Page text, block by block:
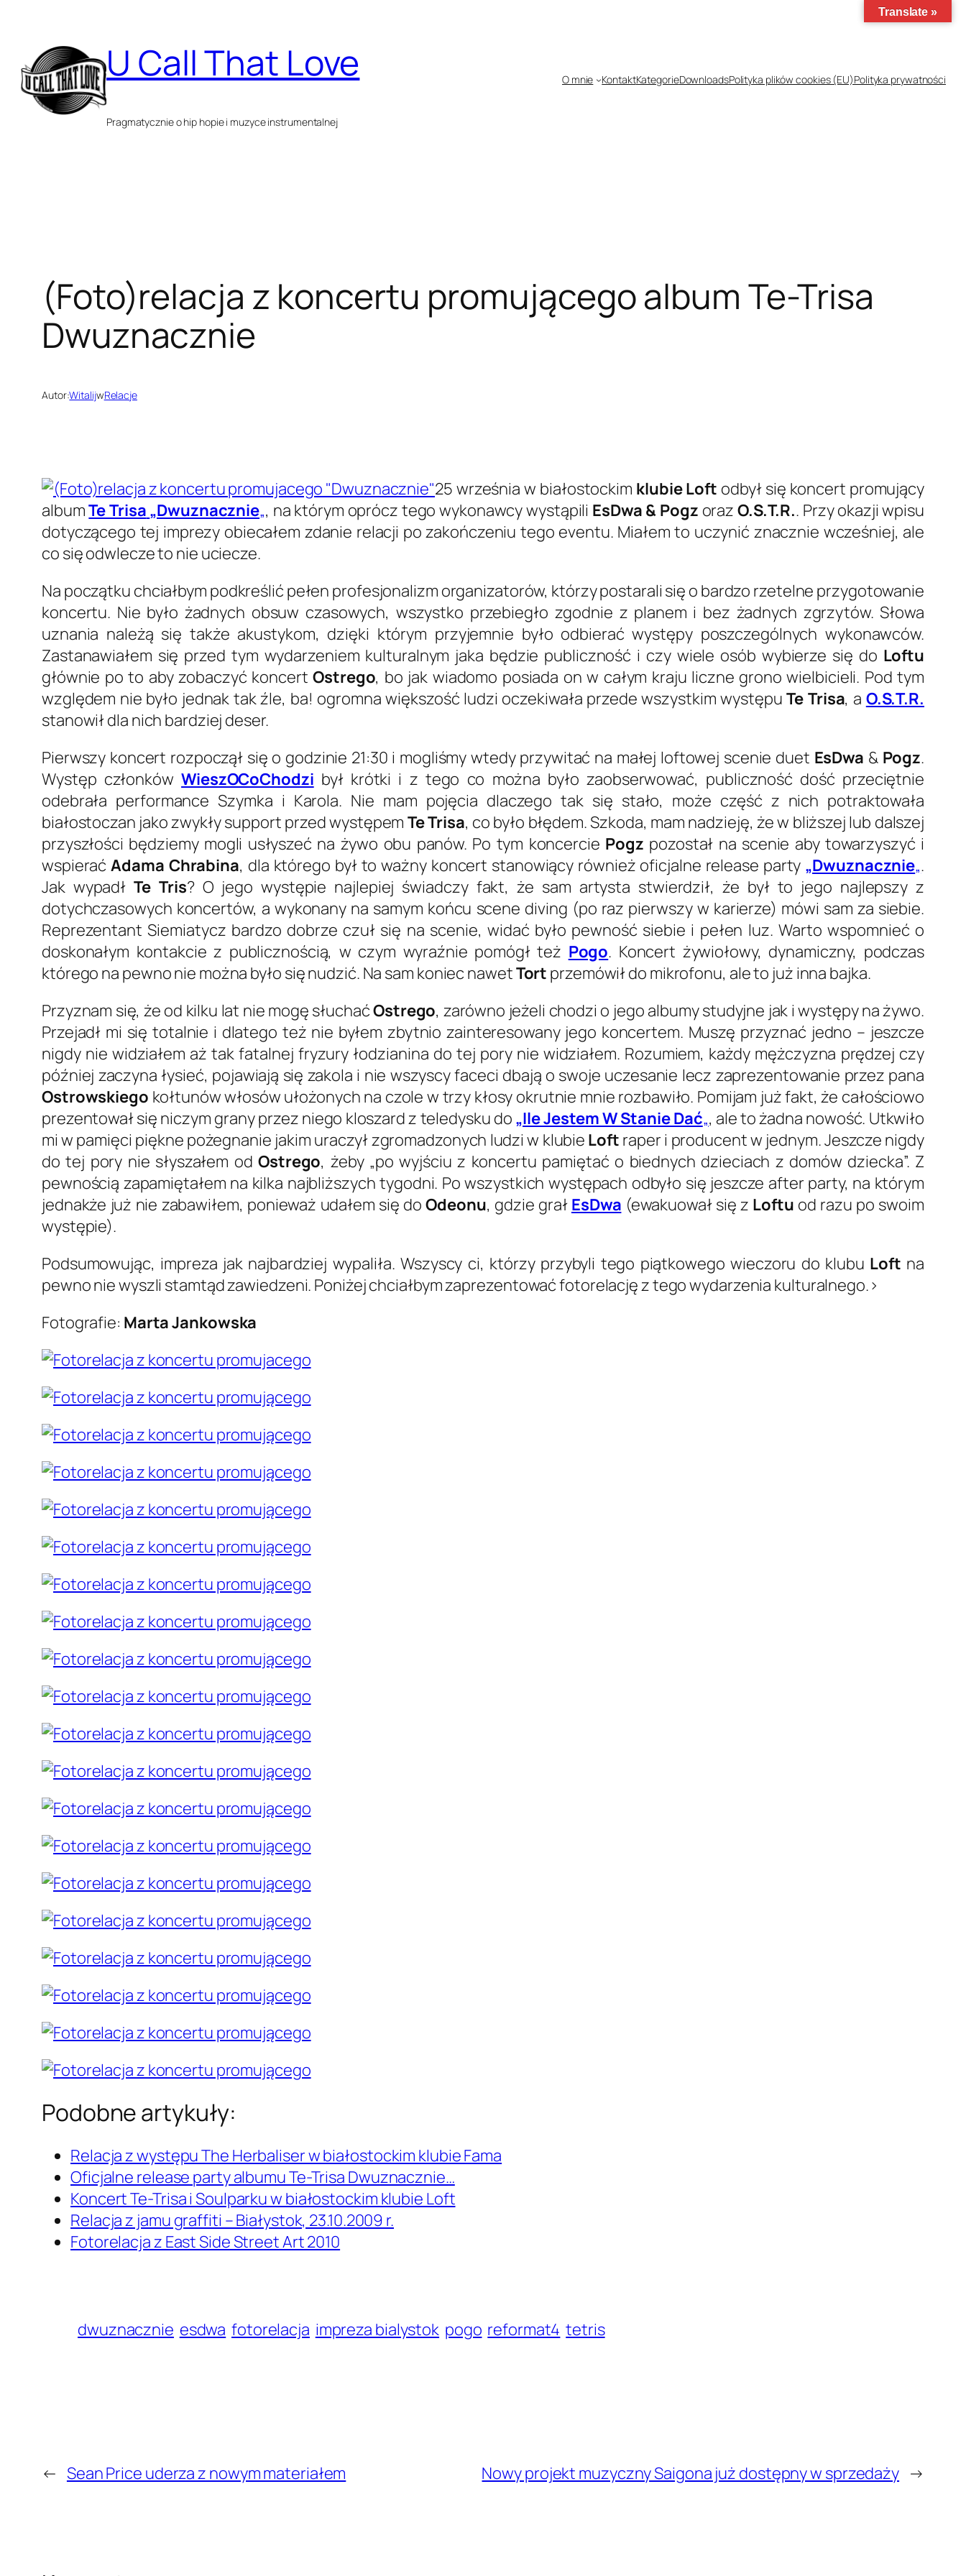
treści
U Call That Love
Pragmatycznie o hip hopie i muzyce instrumentalnej
O mnie KontaktKategorieDownloadsPolityka plików cookies (EU)Polityka prywatności
(Foto)relacja z koncertu promującego album Te-Trisa
Dwuznacznie
Autor:WitalijwRelacje
25 września w białostockim klubie Loft odbył się koncert promujący
albumTe Trisa „Dwuznacznie„, na którym oprócz tego wykonawcy wystąpili EsDwa & Pogz oraz O.S.T.R.. Przy okazji wpisu
dotyczącego tej imprezy obiecałem zdanie relacji po zakończeniu tego eventu. Miałem to uczynić znacznie wcześniej, ale
co się odwlecze to nie uciecze.
Na początku chciałbym podkreślić pełen profesjonalizm organizatorów, którzy postarali się o bardzo rzetelne przygotowanie
koncertu. Nie było żadnych obsuw czasowych, wszystko przebiegło zgodnie z planem i bez żadnych zgrzytów. Słowa
uznania należą się także akustykom, dzięki którym przyjemnie było odbierać występy poszczególnych wykonawców.
Zastanawiałem się przed tym wydarzeniem kulturalnym jaka będzie publiczność i czy wiele osób wybierze się do Loftu
głównie po to aby zobaczyć koncertOstrego, bo jak wiadomo posiada on w całym kraju liczne grono wielbicieli. Pod tym
względem nie było jednak tak źle, ba! ogromna większość ludzi oczekiwała przede wszystkim występuTe Trisa, a O.S.T.R.
stanowił dla nich bardziej deser.
Pierwszy koncert rozpoczął się o godzinie 21:30 i mogliśmy wtedy przywitać na małej loftowej scenie duet EsDwa & Pogz.
Występ członkówWieszOCoChodzi był krótki i z tego co można było zaobserwować, publiczność dość przeciętnie
odebrała performance Szymka i Karola. Nie mam pojęcia dlaczego tak się stało, może część z nich potraktowała
białostoczan jako zwykły support przed występem Te Trisa, co było błędem. Szkoda, mam nadzieję, że w bliższej lub dalszej
przyszłości będziemy mogli usłyszeć na żywo obu panów. Po tym koncercie Pogz pozostał na scenie aby towarzyszyć i
wspieraćAdama Chrabina, dla którego był to ważny koncert stanowiący również oficjalne release party „Dwuznacznie„.
Jak wypadłTe Tris? O jego występie najlepiej świadczy fakt, że sam artysta stwierdził, że był to jego najlepszy z
dotychczasowych koncertów, a wykonany na samym końcu scene diving (po raz pierwszy w karierze) mówi sam za siebie.
Reprezentant Siemiatycz bardzo dobrze czuł się na scenie, widać było pewność siebie i pełen luz. Warto wspomnieć o
doskonałym kontakcie z publicznością, w czym wyraźnie pomógł też Pogo. Koncert żywiołowy, dynamiczny, podczas
którego na pewno nie można było się nudzić. Na sam koniec nawetTort przemówił do mikrofonu, ale to już inna bajka.
Przyznam się, że od kilku lat nie mogę słuchaćOstrego, zarówno jeżeli chodzi o jego albumy studyjne jak i występy na żywo.
Przejadł mi się totalnie i dlatego też nie byłem zbytnio zainteresowany jego koncertem. Muszę przyznać jedno – jeszcze
nigdy nie widziałem aż tak fatalnej fryzury łodzianina do tej pory nie widziałem. Rozumiem, każdy mężczyzna prędzej czy
później zaczyna łysieć, pojawiają się zakola i nie wszyscy faceci dbają o swoje uczesanie lecz zaprezentowanie przez pana
Ostrowskiego kołtunów włosów ułożonych na czole w trzy kłosy okrutnie mnie rozbawiło. Pomijam już fakt, że całościowo
prezentował się niczym grany przez niego kloszard z teledysku do „Ile Jestem W Stanie Dać„, ale to żadna nowość. Utkwiło
mi w pamięci piękne pożegnanie jakim uraczył zgromadzonych ludzi w klubie Loft raper i producent w jednym. Jeszcze nigdy
do tej pory nie słyszałem odOstrego, żeby „po wyjściu z koncertu pamiętać o biednych dzieciach z domów dziecka”. Z
pewnością zapamiętałem na kilka najbliższych tygodni. Po wszystkich występach odbyło się jeszcze after party, na którym
jednakże już nie zabawiłem, ponieważ udałem się doOdeonu, gdzie grał EsDwa (ewakuował się z Loftu od razu po swoim
występie).
Podsumowując, impreza jak najbardziej wypaliła. Wszyscy ci, którzy przybyli tego piątkowego wieczoru do klubu Loft na
pewno nie wyszli stamtąd zawiedzeni. Poniżej chciałbym zaprezentować fotorelację z tego wydarzenia kulturalnego.>
Fotografie: Marta Jankowska
Podobne artykuły:
Relacja z występu The Herbaliser w białostockim klubie Fama
Oficjalne release party albumu Te-Trisa Dwuznacznie…
Koncert Te-Trisa i Soulparku w białostockim klubie Loft
Relacja z jamu graffiti – Białystok, 23.10.2009 r.
Fotorelacja z East Side Street Art 2010
dwuznacznie esdwa fotorelacja impreza bialystok pogo reformat4 tetris
← Sean Price uderza z nowym materiałem Nowy projekt muzyczny Saigona już dostępny w sprzedaży →
Translate »